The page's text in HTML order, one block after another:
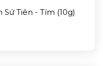
Tiên - Tím (10g)